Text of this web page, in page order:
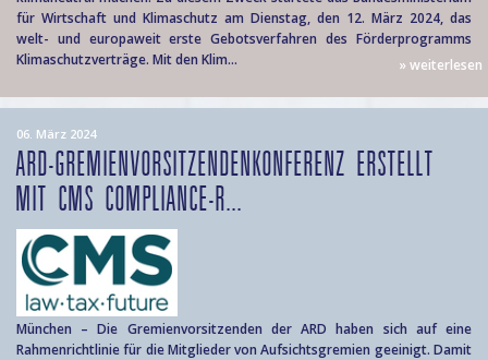
für Wirtschaft und Klimaschutz am Dienstag, den 12. März 2024, das
welt- und europaweit erste Gebotsverfahren des Förderprogramms
Klimaschutzverträge. Mit den Klim...
» weiterlesen
06. März 2024
ARD-GREMIENVORSITZENDENKONFERENZ ERSTELLT
MIT CMS COMPLIANCE-R...
München – Die Gremienvorsitzenden der ARD haben sich auf eine
Rahmenrichtlinie für die Mitglieder von Aufsichtsgremien geeinigt. Damit